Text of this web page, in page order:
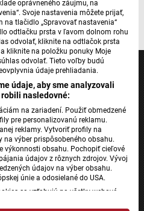
oprávneného záujmu, na
Svoje nastavenia môžete prijať,
tlačidlo „Spravovať nastavenia“
odtlačku prsta v ľavom dolnom rohu
odvolať, kliknite na odtlačok prsta
kliknite na položku ponuky Moje
odvolať. Tieto voľby budú
údaje prehliadania.
údaje, aby sme analyzovali
nasledovné:
na zariadení. Použiť obmedzené
pre personalizovanú reklamu.
reklamy. Vytvoriť profily na
výber prispôsobeného obsahu.
výkonnosti obsahu. Pochopiť cieľové
údajov z rôznych zdrojov. Vývoj
údajov na výber obsahu.
únie a odosielané do USA.
sa vzťahujú na všetky webové